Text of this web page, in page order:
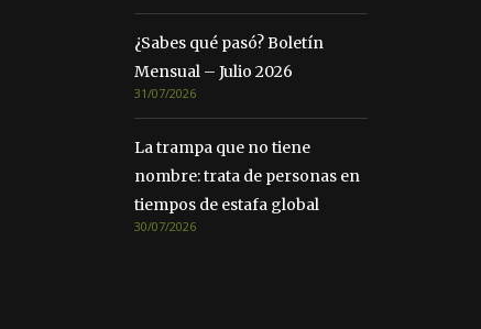
¿Sabes qué pasó? Boletín
Mensual – Julio 2026
31/07/2026
La trampa que no tiene
nombre: trata de personas en
tiempos de estafa global
30/07/2026